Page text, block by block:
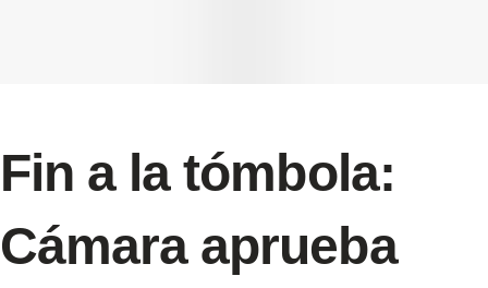
Fin a la tómbola:
Cámara aprueba